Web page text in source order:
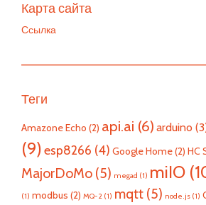
Карта сайта
Ссылка
Теги
Amazone Echo (2) api.ai (6) arduino
(9)esp8266 (4) Google Home(2) HC
MajorDoMo (5) megad (1) miIO
(1) modbus (2) MQ-2 (1) mqtt (5) node.js (1)